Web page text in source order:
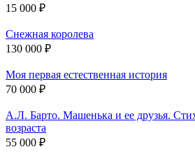
15 000 ₽
Снежная королева
130 000 ₽
Моя первая естественная история
70 000 ₽
А.Л. Барто. Машенька и ее друзья.
возраста
55 000 ₽